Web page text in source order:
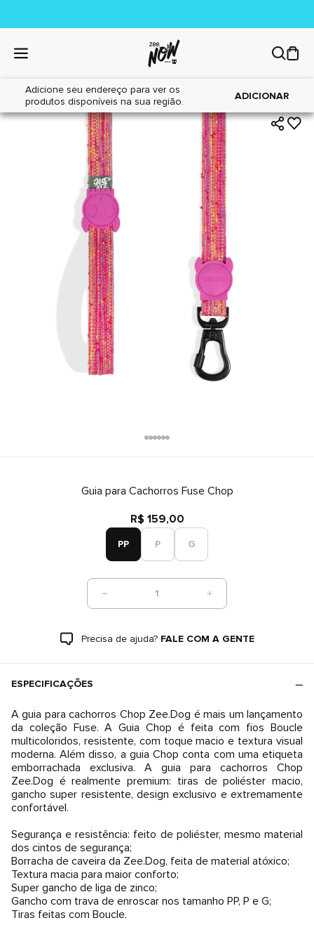
Adicione seu endereço para ver os
produtos disponíveis na sua região.
ADICIONAR
Home|Cães|Acessórios
Guia para Cachorros Fuse Chop
R$ 159,00
PP P G
1
Precisa de ajuda? FALE COM A GENTE
ESPECIFICAÇÕES
A guia para cachorros Chop Zee.Dog é mais um lançamento
da coleção Fuse. A Guia Chop é feita com fios Boucle
multicoloridos, resistente, com toque macio e textura visual
moderna. Além disso, a guia Chop conta com uma etiqueta
emborrachada exclusiva. A guia para cachorros Chop
Zee.Dog é realmente premium: tiras de poliéster macio,
gancho super resistente, design exclusivo e extremamente
confortável.
Segurança e resistência: feito de poliéster, mesmo material
dos cintos de segurança;
Borracha de caveira da Zee.Dog, feita de material atóxico;
Textura macia para maior conforto;
Super gancho de liga de zinco;
Gancho com trava de enroscar nos tamanho PP, P e G;
Tiras feitas com Boucle.